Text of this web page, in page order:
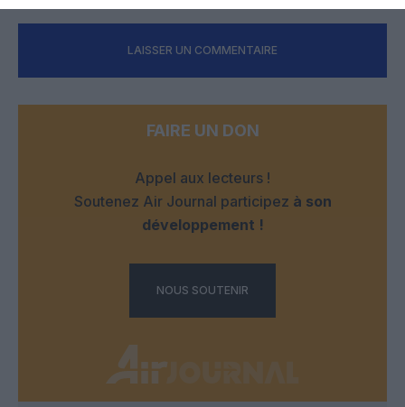
LAISSER UN COMMENTAIRE
FAIRE UN DON
Appel aux lecteurs !
Soutenez Air Journal participez à son
développement !
NOUS SOUTENIR